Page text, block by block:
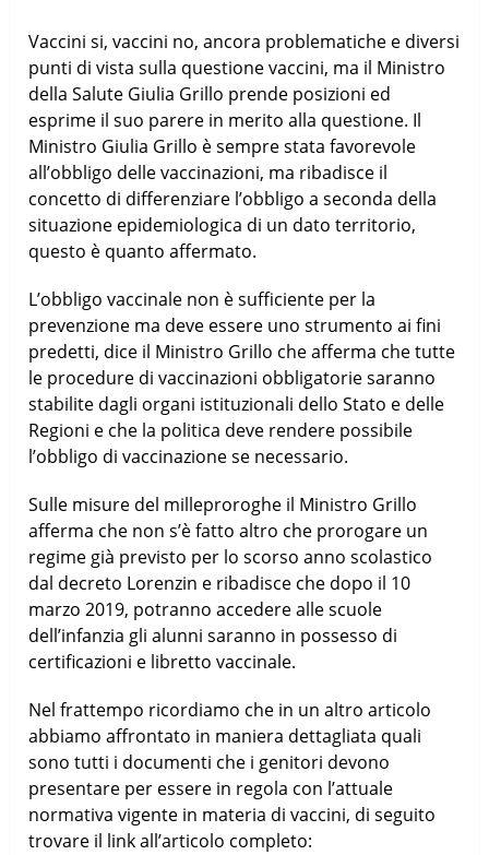
Vaccini si, vaccini no, ancora problematiche e diversi
punti di vista sulla questione vaccini, ma il Ministro
della Salute Giulia Grillo prende posizioni ed
esprime il suo parere in merito alla questione. Il
Ministro Giulia Grillo è sempre stata favorevole
all’obbligo delle vaccinazioni, ma ribadisce il
concetto di differenziare l’obbligo a seconda della
situazione epidemiologica di un dato territorio,
questo è quanto affermato.
L’obbligo vaccinale non è sufficiente per la
prevenzione ma deve essere uno strumento ai fini
predetti, dice il Ministro Grillo che afferma che tutte
le procedure di vaccinazioni obbligatorie saranno
stabilite dagli organi istituzionali dello Stato e delle
Regioni e che la politica deve rendere possibile
l’obbligo di vaccinazione se necessario.
Sulle misure del milleproroghe il Ministro Grillo
afferma che non s’è fatto altro che prorogare un
regime già previsto per lo scorso anno scolastico
dal decreto Lorenzin e ribadisce che dopo il 10
marzo 2019, potranno accedere alle scuole
dell’infanzia gli alunni saranno in possesso di
certificazioni e libretto vaccinale.
Nel frattempo ricordiamo che in un altro articolo
abbiamo affrontato in maniera dettagliata quali
sono tutti i documenti che i genitori devono
presentare per essere in regola con l’attuale
normativa vigente in materia di vaccini, di seguito
trovare il link all’articolo completo: